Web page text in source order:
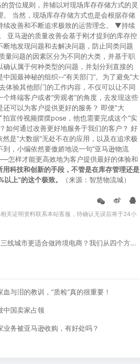
货位规则，并辅以对现场库存存储方式的灵
当然，现场库存存储方式也是会根据存储
改善和不断追求极致的运营理念。 ▼持续
亚马逊的质量改善会基于刚才提到的库存控
地发现问题和去解决问题，防止同类问题
量问题的因素区分为不同的大类，并基于职
认属于何种类型的问题，并划分到直接的
国最神秘的组织--“有关部门”。为了避免“大
体验其他部门的工作内容，不仅可以让不同
终端客户或者“旁观者”的角度，去发现这些
可以为客户提供更好的服务？ 即便"大
宣传视频摆摆pose，他也需要完成这个“实
何通过改善更好地服务于我们的客户？ 好
是“大数据”无处不在的应用，以及在追求极
，小编依然要傲娇地说一句“亚马逊物流
怎样才能更高效地为客户提供最好的体验和
科技和创新的手段，不管是在库存管理还是
上”的这个极致。
（来源：智慧物流城）
关证明资料联系本站客服，待确认无误后将于24小
下一篇：二三线城市更适合做跨境电商？我们从四个方面进行分析
血与泪的教训，“质检”真的很重要！
中国卖家占领
业务被亚马逊收购，有好处吗？